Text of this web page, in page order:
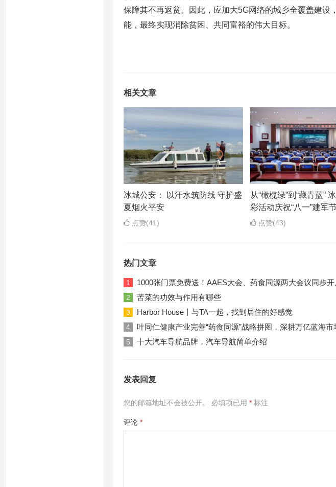
保障其不再返贫。因此，应加大5G网络的城乡全覆盖建设
能，最终实现消除贫困、共同富裕的伟大目标。
相关文章
冰城公安： 以汗水筑防线 守护盛
夏烟火平安
点赞(41)
从“橄榄绿”到“藏青蓝”
彩活动庆祝“八一”建军
点赞(43)
热门文章
1 1000张门票免费送！AAES大会、药食同源两大会议同步开
2 苦菜的功效与作用有哪些
3 Harbor House丨与TA一起，找到居住的好感觉
4 叶同仁健康产业完善“药食同源”战略拼图，深耕万亿蓝海市
5 十大汽车导航品牌，汽车导航简单介绍
发表回复
您的邮箱地址不会被公开。 必填项已用 * 标注
评论 *